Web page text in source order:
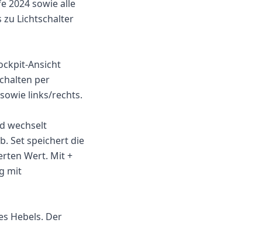
2024 sowie alle
zu Lichtschalter
Ansicht
per
links/rechts.
wechselt
Set speichert die
Wert. Mit +
mit
Hebels. Der